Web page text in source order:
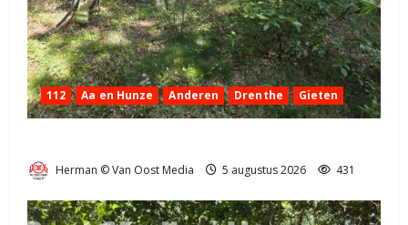
112 Aa en Hunze Anderen Drenthe Gieten
Herman © Van Oost Media 5 augustus 2026 431